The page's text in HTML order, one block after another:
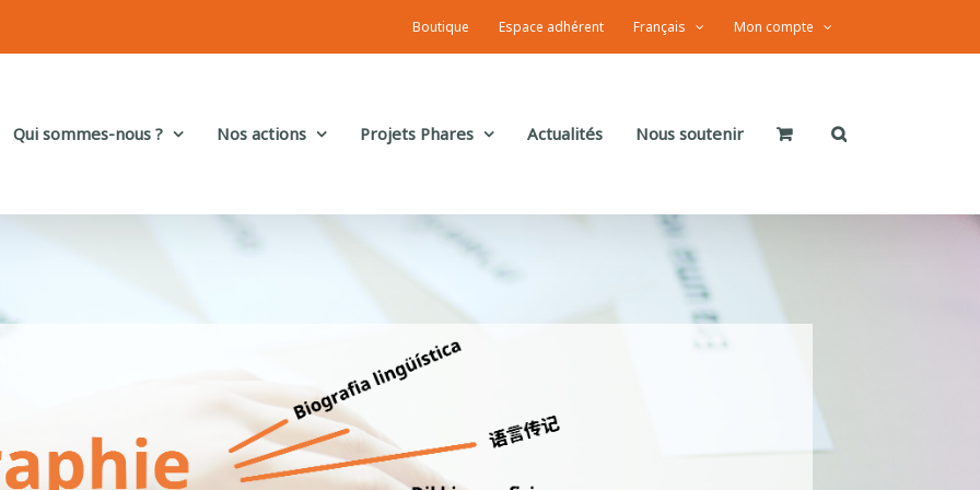
Boutique Espace adhérent Français Mon compte
Qui sommes-nous ? Nos actions Projets Phares Actualités Nous soutenir